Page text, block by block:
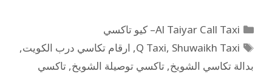
Al Taiyar Call Taxi– كيو تاكسي
Q Taxi, Shuwaikh Taxi
, ارقام تكاسي درب الكويت,
بدالة تكاسي الشويخ, تاكسي توصيلة الشويخ, تاكسي